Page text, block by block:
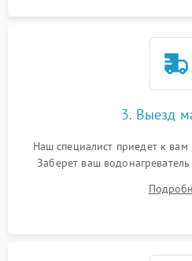
3. Выезд
Наш специалист приедет к
Заберет ваш